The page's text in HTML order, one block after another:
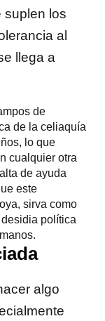
suplen los
al
llega a
de
de la celiaquía
lo que
cualquier otra
de ayuda
este
sirva como
política
algo